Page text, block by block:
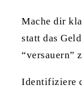
Mache dir
statt das
“versauern”
Identifiziere